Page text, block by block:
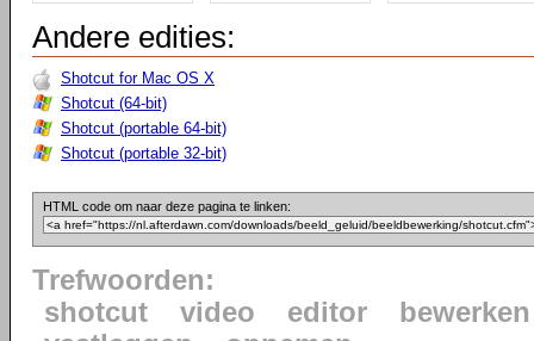
Andere edities:
Shotcut for Mac OS X
Shotcut (64-bit)
Shotcut (portable 64-bit)
Shotcut (portable 32-bit)
HTML code om naar deze pagina te linken:
Trefwoorden:
shotcut
video editor
bewerken